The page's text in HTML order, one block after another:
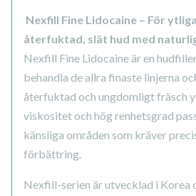
Nexfill Fine Lidocaine – För
återfuktad, slät hud med
Nexfill Fine Lidocaine är en
behandla de allra finaste linjerna
återfuktad och ungdomligt fräsch
viskositet och hög renhetsgrad
känsliga områden som kräver
förbättring.
Nexfill-serien är utvecklad i Korea